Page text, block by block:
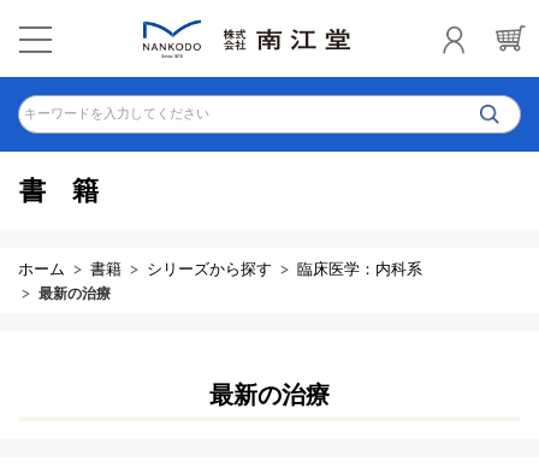
キーワードを入力してください
書籍
ホーム 書籍 シリーズから探す 臨床医学：内科系
最新の治療
最新の治療